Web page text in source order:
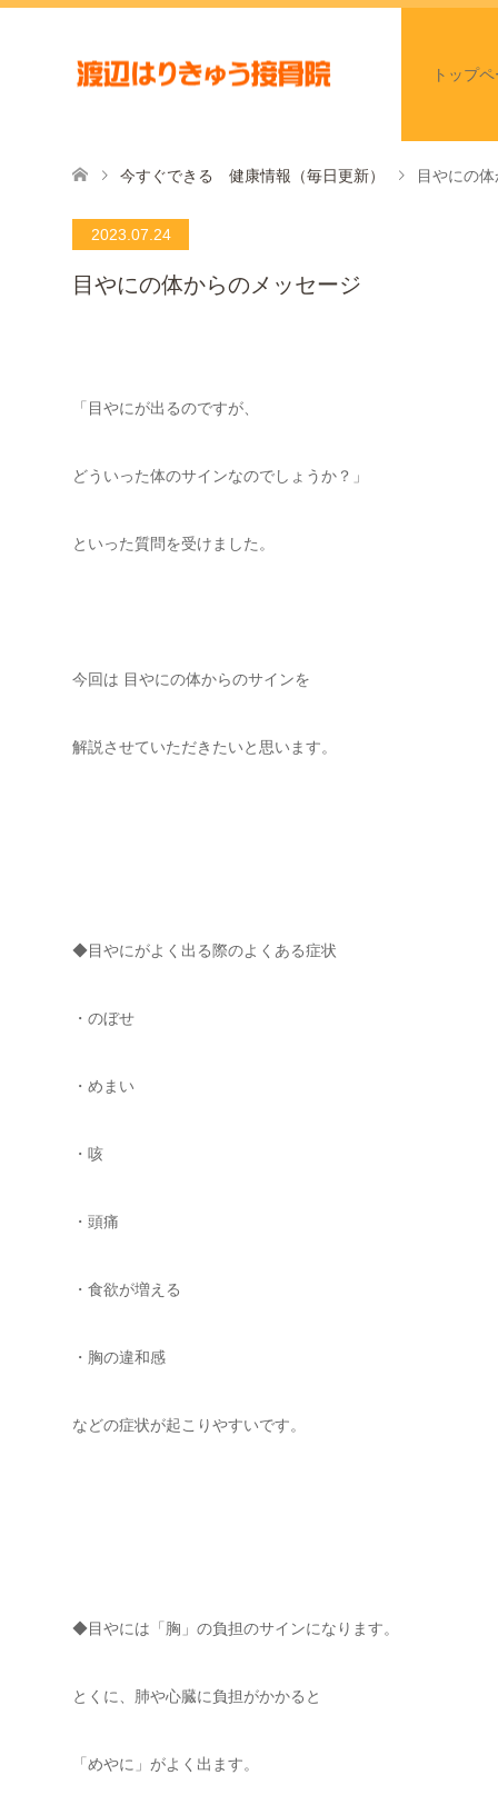
トップ
今すぐできる 健康情報（毎日更新） 目やにの
2023.07.24
目やにの体からのメッセージ
「目やにが出るのですが、
どういった体のサインなのでしょうか？」
といった質問を受けました。
今回は 目やにの体からのサインを
解説させていただきたいと思います。
◆目やにがよく出る際のよくある症状
・のぼせ
・めまい
・咳
・頭痛
・食欲が増える
・胸の違和感
などの症状が起こりやすいです。
◆目やには「胸」の負担のサインになります。
とくに、肺や心臓に負担がかかると
「めやに」がよく出ます。